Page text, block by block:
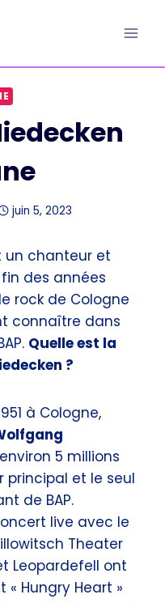
juin 5, 2023
un chanteur et
des années
rock de Cologne
connaître dans
Quelle est la
?
à Cologne,
5 millions
principal et le seul
de BAP.
live avec le
Theater
Leopardefell ont
Hungry Heart »